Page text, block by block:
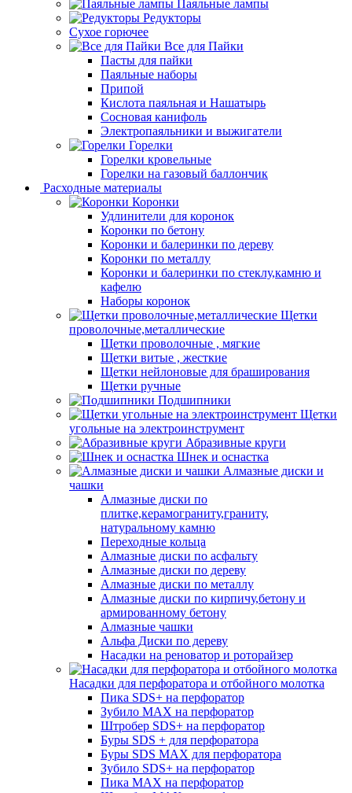
Паяльные лампы
Редукторы
Сухое горючее
Все для Пайки
Пасты для пайки
Паяльные наборы
Припой
Кислота паяльная и Нашатырь
Сосновая канифоль
Электропаяльники и выжигатели
Горелки
Горелки кровельные
Горелки на газовый баллончик
Расходные материалы
Коронки
Удлинители для коронок
Коронки по бетону
Коронки и балеринки по дереву
Коронки по металлу
Коронки и балеринки по стеклу,камню и
кафелю
Наборы коронок
Щетки
проволочные,металлические
Щетки проволочные , мягкие
Щетки витые , жесткие
Щетки нейлоновые для браширования
Щетки ручные
Подшипники
Щетки
угольные на электроинструмент
Абразивные круги
Шнек и оснастка
Алмазные диски и
чашки
Алмазные диски по
плитке,керамограниту,граниту,
натуральному камню
Переходные кольца
Алмазные диски по асфальту
Алмазные диски по дереву
Алмазные диски по металлу
Алмазные диски по кирпичу,бетону и
армированному бетону
Алмазные чашки
Альфа Диски по дереву
Насадки на реноватор и роторайзер
Насадки для перфоратора и отбойного молотка
Пика SDS+ на перфоратор
Зубило MAX на перфоратор
Штробер SDS+ на перфоратор
Буры SDS + для перфоратора
Буры SDS MAX для перфоратора
Зубило SDS+ на перфоратор
Пика MAX на перфоратор